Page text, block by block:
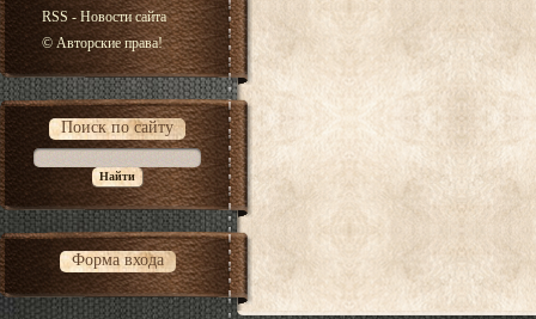
RSS - Новости сайта
© Авторские права!
Поиск по сайту
Форма входа